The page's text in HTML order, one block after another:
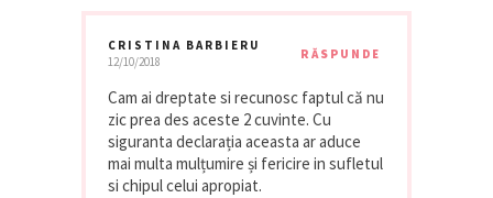
CRISTINA BARBIERU
12/10/2018
RĂSPUNDE
Cam ai dreptate si recunosc faptul că nu
zic prea des aceste 2 cuvinte. Cu
siguranta declarația aceasta ar aduce
mai multa mulțumire și fericire in sufletul
si chipul celui apropiat.